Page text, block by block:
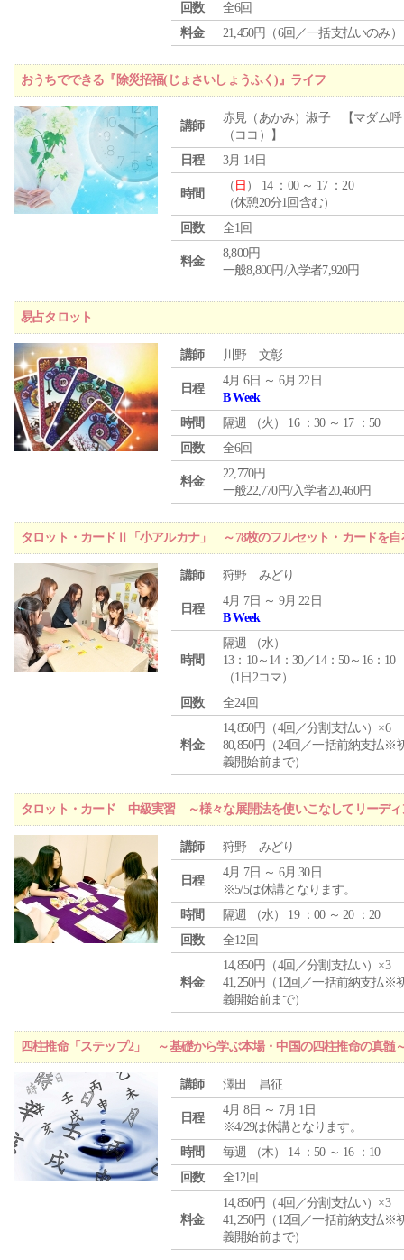
回数
全6回
料金
21,450円（6回／一括支払いのみ）
おうちでできる『除災招福(じょさいしょうふく)』ライフ
講師
赤見（あかみ）淑子 【マダム呼
（ココ）】
日程
3月 14日
時間
（ 日 ） 14 ：00 ～ 17 ：20
（休憩20分1回含む）
回数
全1回
料金
8,800円
一般8,800円/入学者7,920円
易占タロット
講師 川野 文彰
日程
4月 6日 ～ 6月 22日
B Week
時間
隔週 （火 ） 16 ：30 ～ 17 ：50
回数
全6回
料金
22,770円
一般22,770円/入学者20,460円
タロット・カードⅡ「小アルカナ」 ～78枚のフルセット・カードを自
講師 狩野 みどり
日程
4月 7日 ～ 9月 22日
B Week
時間
隔週 （水）
13：10～14：30／14：50～16：10
（1日2コマ）
回数
全24回
料金
14,850円（4回／分割支払い）×6
80,850円（24回／一括前納支払※
義開始前まで）
タロット・カード 中級実習 ～様々な展開法を使いこなしてリーディ
講師 狩野 みどり
日程
4月 7日 ～ 6月 30日
※5/5は休講となります。
時間
隔週 （水） 19 ：00 ～ 20 ：20
回数
全12回
料金
14,850円（4回／分割支払い）×3
41,250円（12回／一括前納支払※
義開始前まで）
四柱推命「ステップ2」 ～基礎から学ぶ本場・中国の四柱推命の真髄
講師 澤田 昌征
日程
4月 8日 ～ 7月 1日
※4/29は休講となります。
時間
毎週 （木） 14 ：50 ～ 16 ：10
回数
全12回
料金
14,850円（4回／分割支払い）×3
41,250円（12回／一括前納支払※
義開始前まで）